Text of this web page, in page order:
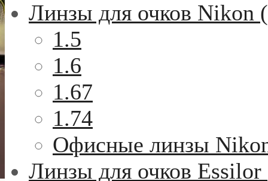
Линзы для очков Nikon
1.5
1.6
1.67
1.74
Офисные линзы
Линзы для очков